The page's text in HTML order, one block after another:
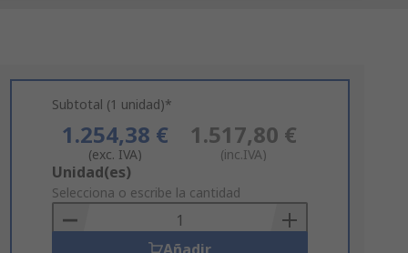
Subtotal (1 unidad)*
1.254,38 €
(exc. IVA)
1.517,80 €
(inc.IVA)
Add
to
Basket
Unidad(es)
Selecciona o escribe la cantidad